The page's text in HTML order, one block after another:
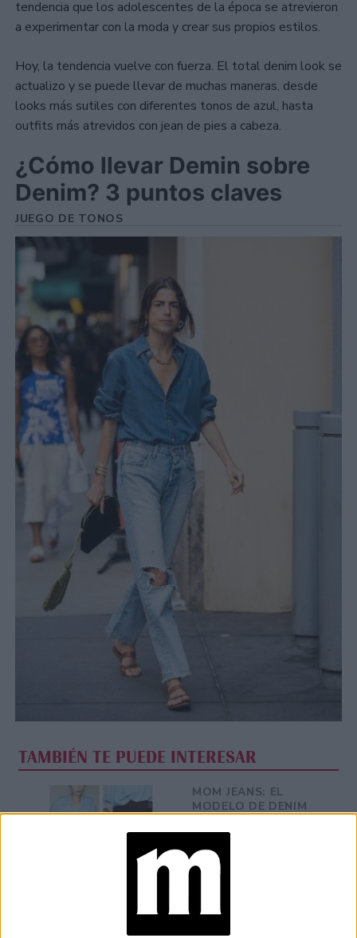
tendencia que los adolescentes de la época se atrevieron
a experimentar con la moda y crear sus propios estilos.
Hoy, la tendencia vuelve con fuerza. El total denim look se
actualizo y se puede llevar de muchas maneras, desde
looks más sutiles con diferentes tonos de azul, hasta
outfits más atrevidos con jean de pies a cabeza.
¿Cómo llevar Demin sobre
Denim? 3 puntos claves
JUEGO DE TONOS
TAMBIÉN TE PUEDE INTERESAR
MOM JEANS: EL
MODELO DE DENIM
Y QUE NUNCA PASA
DE MODA
CUANDO LA MODA